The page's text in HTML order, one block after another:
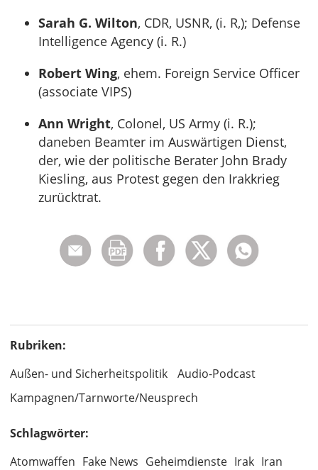
Sarah G. Wilton, CDR, USNR, (i. R,); Defense
Intelligence Agency (i. R.)
Robert Wing, ehem. Foreign Service Officer
(associate VIPS)
Ann Wright, Colonel, US Army (i. R.);
daneben Beamter im Auswärtigen Dienst,
der, wie der politische Berater John Brady
Kiesling, aus Protest gegen den Irakkrieg
zurücktrat.
Rubriken:
Außen- und Sicherheitspolitik
Audio-Podcast
Kampagnen/Tarnworte/Neusprech
Schlagwörter:
Atomwaffen Fake News Geheimdienste Irak Iran